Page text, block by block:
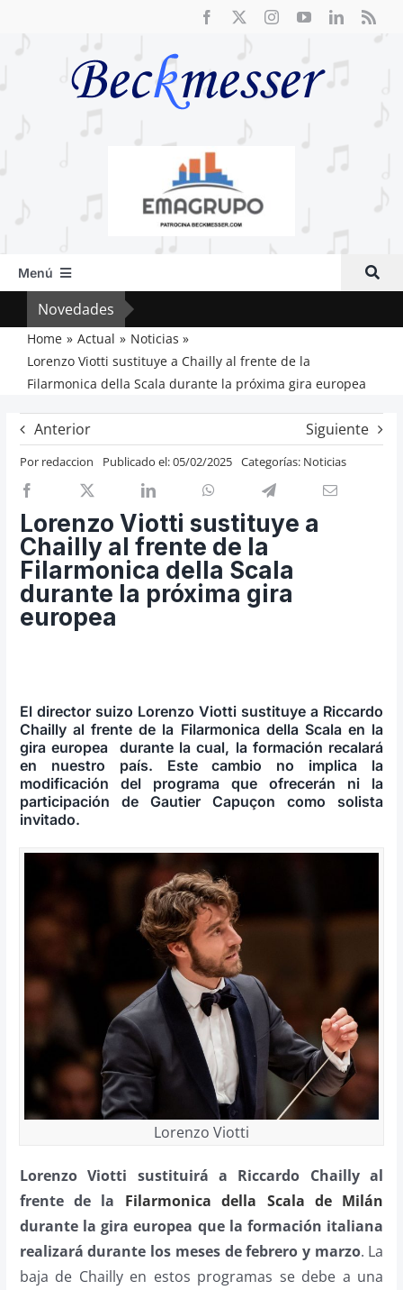
Menú
Inicio
Actual
Artículos
Previos de ópera
Entrevistas
Recomendación
Cosas de Beckmesser
Nosotros y privacidad
Buscar:
Novedades
Home Actual
Noticias
Lorenzo Viotti sustituye a Chailly al frente de la
Filarmonica della Scala durante la próxima gira europea
Anterior Siguiente
Por redaccion Publicado el: 05/02/2025 Categorías: Noticias
Lorenzo Viotti sustituye a
Chailly al frente de la
Filarmonica della Scala
durante la próxima gira
europea
El director suizo Lorenzo Viotti sustituye a Riccardo
Chailly al frente de la Filarmonica della Scala en la
gira europea durante la cual, la formación recalará
en nuestro país. Este cambio no implica la
modificación del programa que ofrecerán ni la
participación de Gautier Capuçon como solista
invitado.
Lorenzo Viotti
Lorenzo Viotti sustituirá a Riccardo Chailly al
frente de la Filarmonica della Scala de Milán
durante la gira europea que la formación italiana
realizará durante los meses de febrero y marzo. La
baja de Chailly en estos programas se debe a una